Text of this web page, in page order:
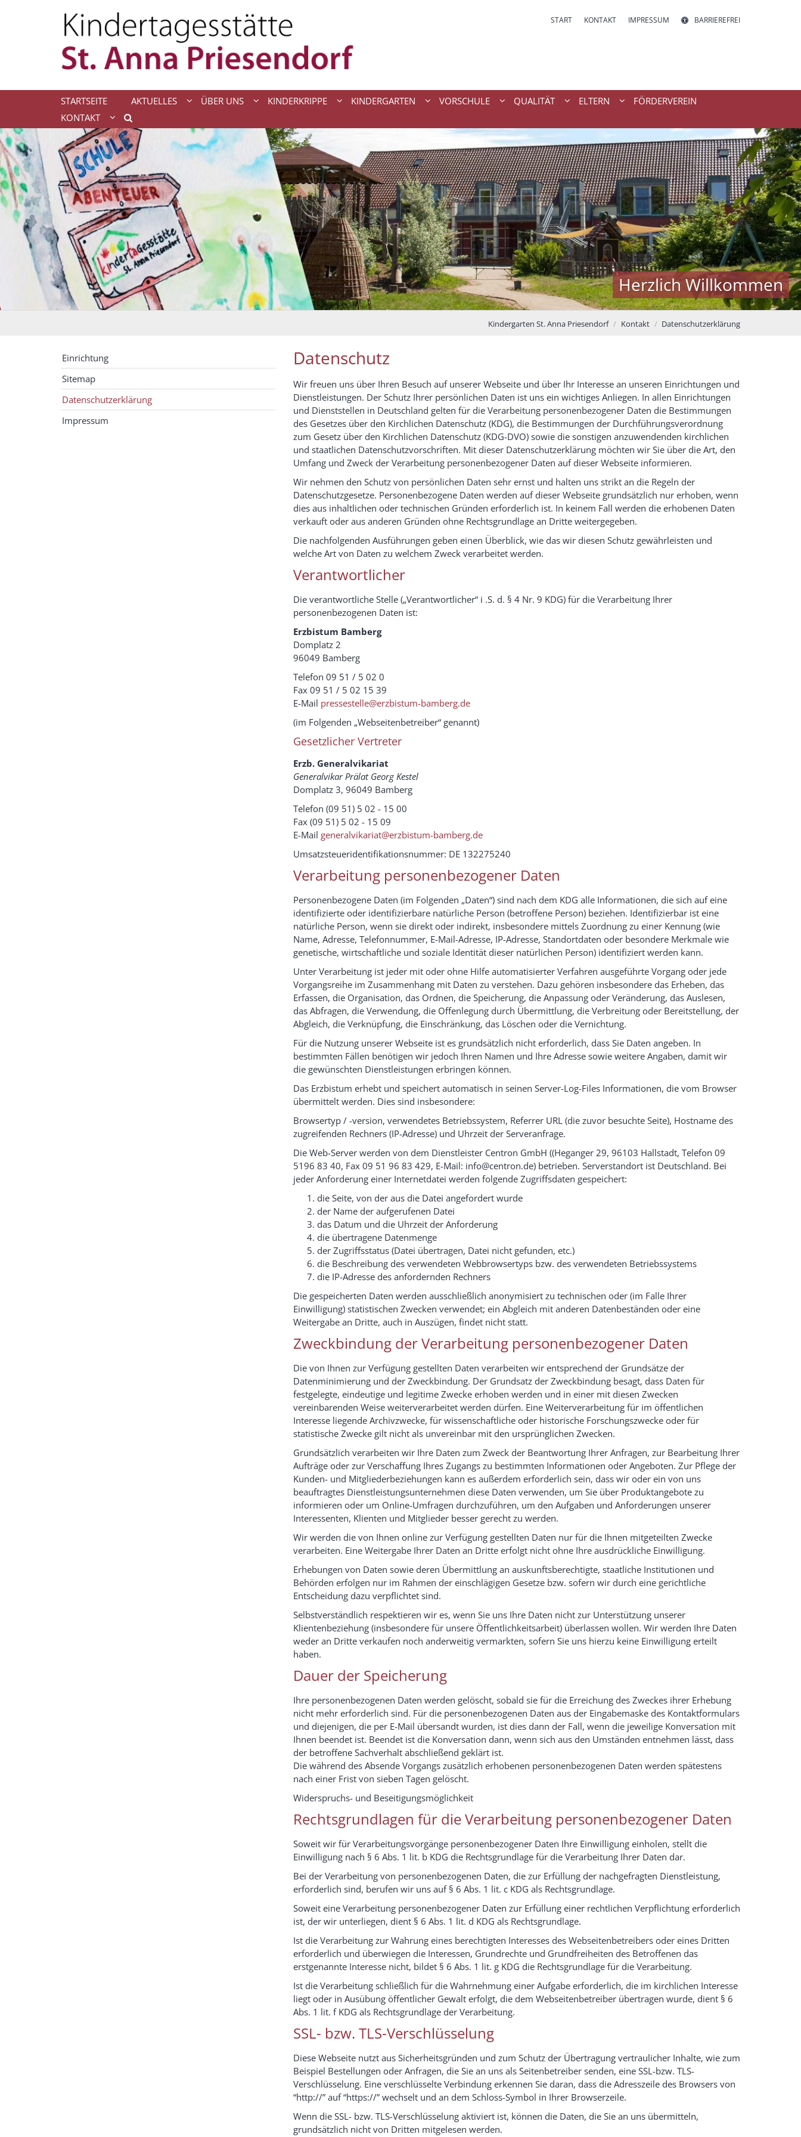
START KONTAKT IMPRESSUM BARRIEREFREI
STARTSEITE AKTUELLES ÜBER UNS KINDERKRIPPE KINDERGARTEN VORSCHULE QUALITÄT ELTERN
FÖRDERVEREIN
KONTAKT
Herzlich Willkommen
Kindergarten St. Anna Priesendorf Kontakt Datenschutzerklärung
Datenschutz
Wir freuen uns über Ihren Besuch auf unserer Webseite und über Ihr Interesse an unseren Einrichtungen und
Dienstleistungen. Der Schutz Ihrer persönlichen Daten ist uns ein wichtiges Anliegen. In allen Einrichtungen
und Dienststellen in Deutschland gelten für die Verarbeitung personenbezogener Daten die Bestimmungen
des Gesetzes über den Kirchlichen Datenschutz (KDG), die Bestimmungen der Durchführungsverordnung
zum Gesetz über den Kirchlichen Datenschutz (KDG-DVO) sowie die sonstigen anzuwendenden kirchlichen
und staatlichen Datenschutzvorschriften. Mit dieser Datenschutzerklärung möchten wir Sie über die Art, den
Umfang und Zweck der Verarbeitung personenbezogener Daten auf dieser Webseite informieren.
Wir nehmen den Schutz von persönlichen Daten sehr ernst und halten uns strikt an die Regeln der
Datenschutzgesetze. Personenbezogene Daten werden auf dieser Webseite grundsätzlich nur erhoben, wenn
dies aus inhaltlichen oder technischen Gründen erforderlich ist. In keinem Fall werden die erhobenen Daten
verkauft oder aus anderen Gründen ohne Rechtsgrundlage an Dritte weitergegeben.
Die nachfolgenden Ausführungen geben einen Überblick, wie das wir diesen Schutz gewährleisten und
welche Art von Daten zu welchem Zweck verarbeitet werden.
Verantwortlicher
Die verantwortliche Stelle („Verantwortlicher“ i .S. d. § 4 Nr. 9 KDG) für die Verarbeitung Ihrer
personenbezogenen Daten ist:
Erzbistum Bamberg
Domplatz 2
96049 Bamberg
Telefon 09 51 / 5 02 0
Fax 09 51 / 5 02 15 39
E-Mail pressestelle@erzbistum-bamberg.de
(im Folgenden „Webseitenbetreiber“ genannt)
Gesetzlicher Vertreter
Erzb. Generalvikariat
Generalvikar Prälat Georg Kestel
Domplatz 3, 96049 Bamberg
Telefon (09 51) 5 02 - 15 00
Fax (09 51) 5 02 - 15 09
E-Mail generalvikariat@erzbistum-bamberg.de
Umsatzsteueridentifikationsnummer: DE 132275240
Verarbeitung personenbezogener Daten
Personenbezogene Daten (im Folgenden „Daten“) sind nach dem KDG alle Informationen, die sich auf eine
identifizierte oder identifizierbare natürliche Person (betroffene Person) beziehen. Identifizierbar ist eine
natürliche Person, wenn sie direkt oder indirekt, insbesondere mittels Zuordnung zu einer Kennung (wie
Name, Adresse, Telefonnummer, E-Mail-Adresse, IP-Adresse, Standortdaten oder besondere Merkmale wie
genetische, wirtschaftliche und soziale Identität dieser natürlichen Person) identifiziert werden kann.
Unter Verarbeitung ist jeder mit oder ohne Hilfe automatisierter Verfahren ausgeführte Vorgang oder jede
Vorgangsreihe im Zusammenhang mit Daten zu verstehen. Dazu gehören insbesondere das Erheben, das
Erfassen, die Organisation, das Ordnen, die Speicherung, die Anpassung oder Veränderung, das Auslesen,
das Abfragen, die Verwendung, die Offenlegung durch Übermittlung, die Verbreitung oder Bereitstellung, der
Abgleich, die Verknüpfung, die Einschränkung, das Löschen oder die Vernichtung.
Für die Nutzung unserer Webseite ist es grundsätzlich nicht erforderlich, dass Sie Daten angeben. In
bestimmten Fällen benötigen wir jedoch Ihren Namen und Ihre Adresse sowie weitere Angaben, damit wir
die gewünschten Dienstleistungen erbringen können.
Das Erzbistum erhebt und speichert automatisch in seinen Server-Log-Files Informationen, die vom Browser
übermittelt werden. Dies sind insbesondere:
Browsertyp / -version, verwendetes Betriebssystem, Referrer URL (die zuvor besuchte Seite), Hostname des
zugreifenden Rechners (IP-Adresse) und Uhrzeit der Serveranfrage.
Die Web-Server werden von dem Dienstleister Centron GmbH ((Heganger 29, 96103 Hallstadt, Telefon 09
5196 83 40, Fax 09 51 96 83 429, E-Mail: info@centron.de) betrieben. Serverstandort ist Deutschland. Bei
jeder Anforderung einer Internetdatei werden folgende Zugriffsdaten gespeichert:
die Seite, von der aus die Datei angefordert wurde
der Name der aufgerufenen Datei
das Datum und die Uhrzeit der Anforderung
die übertragene Datenmenge
der Zugriffsstatus (Datei übertragen, Datei nicht gefunden, etc.)
die Beschreibung des verwendeten Webbrowsertyps bzw. des verwendeten Betriebssystems
die IP-Adresse des anfordernden Rechners
Die gespeicherten Daten werden ausschließlich anonymisiert zu technischen oder (im Falle Ihrer
Einwilligung) statistischen Zwecken verwendet; ein Abgleich mit anderen Datenbeständen oder eine
Weitergabe an Dritte, auch in Auszügen, findet nicht statt.
Zweckbindung der Verarbeitung personenbezogener Daten
Die von Ihnen zur Verfügung gestellten Daten verarbeiten wir entsprechend der Grundsätze der
Datenminimierung und der Zweckbindung. Der Grundsatz der Zweckbindung besagt, dass Daten für
festgelegte, eindeutige und legitime Zwecke erhoben werden und in einer mit diesen Zwecken
vereinbarenden Weise weiterverarbeitet werden dürfen. Eine Weiterverarbeitung für im öffentlichen
Interesse liegende Archivzwecke, für wissenschaftliche oder historische Forschungszwecke oder für
statistische Zwecke gilt nicht als unvereinbar mit den ursprünglichen Zwecken.
Grundsätzlich verarbeiten wir Ihre Daten zum Zweck der Beantwortung Ihrer Anfragen, zur Bearbeitung Ihrer
Aufträge oder zur Verschaffung Ihres Zugangs zu bestimmten Informationen oder Angeboten. Zur Pflege der
Kunden- und Mitgliederbeziehungen kann es außerdem erforderlich sein, dass wir oder ein von uns
beauftragtes Dienstleistungsunternehmen diese Daten verwenden, um Sie über Produktangebote zu
informieren oder um Online-Umfragen durchzuführen, um den Aufgaben und Anforderungen unserer
Interessenten, Klienten und Mitglieder besser gerecht zu werden.
Wir werden die von Ihnen online zur Verfügung gestellten Daten nur für die Ihnen mitgeteilten Zwecke
verarbeiten. Eine Weitergabe Ihrer Daten an Dritte erfolgt nicht ohne Ihre ausdrückliche Einwilligung.
Erhebungen von Daten sowie deren Übermittlung an auskunftsberechtigte, staatliche Institutionen und
Behörden erfolgen nur im Rahmen der einschlägigen Gesetze bzw. sofern wir durch eine gerichtliche
Entscheidung dazu verpflichtet sind.
Selbstverständlich respektieren wir es, wenn Sie uns Ihre Daten nicht zur Unterstützung unserer
Klientenbeziehung (insbesondere für unsere Öffentlichkeitsarbeit) überlassen wollen. Wir werden Ihre Daten
weder an Dritte verkaufen noch anderweitig vermarkten, sofern Sie uns hierzu keine Einwilligung erteilt
haben.
Dauer der Speicherung
Ihre personenbezogenen Daten werden gelöscht, sobald sie für die Erreichung des Zweckes ihrer Erhebung
nicht mehr erforderlich sind. Für die personenbezogenen Daten aus der Eingabemaske des Kontaktformulars
und diejenigen, die per E-Mail übersandt wurden, ist dies dann der Fall, wenn die jeweilige Konversation mit
Ihnen beendet ist. Beendet ist die Konversation dann, wenn sich aus den Umständen entnehmen lässt, dass
der betroffene Sachverhalt abschließend geklärt ist.
Die während des Absende Vorgangs zusätzlich erhobenen personenbezogenen Daten werden spätestens
nach einer Frist von sieben Tagen gelöscht.
Widerspruchs- und Beseitigungsmöglichkeit
Rechtsgrundlagen für die Verarbeitung personenbezogener Daten
Soweit wir für Verarbeitungsvorgänge personenbezogener Daten Ihre Einwilligung einholen, stellt die
Einwilligung nach § 6 Abs. 1 lit. b KDG die Rechtsgrundlage für die Verarbeitung Ihrer Daten dar.
Bei der Verarbeitung von personenbezogenen Daten, die zur Erfüllung der nachgefragten Dienstleistung,
erforderlich sind, berufen wir uns auf § 6 Abs. 1 lit. c KDG als Rechtsgrundlage.
Soweit eine Verarbeitung personenbezogener Daten zur Erfüllung einer rechtlichen Verpflichtung erforderlich
ist, der wir unterliegen, dient § 6 Abs. 1 lit. d KDG als Rechtsgrundlage.
Ist die Verarbeitung zur Wahrung eines berechtigten Interesses des Webseitenbetreibers oder eines Dritten
erforderlich und überwiegen die Interessen, Grundrechte und Grundfreiheiten des Betroffenen das
erstgenannte Interesse nicht, bildet § 6 Abs. 1 lit. g KDG die Rechtsgrundlage für die Verarbeitung.
Ist die Verarbeitung schließlich für die Wahrnehmung einer Aufgabe erforderlich, die im kirchlichen Interesse
liegt oder in Ausübung öffentlicher Gewalt erfolgt, die dem Webseitenbetreiber übertragen wurde, dient § 6
Abs. 1 lit. f KDG als Rechtsgrundlage der Verarbeitung.
SSL- bzw. TLS-Verschlüsselung
Diese Webseite nutzt aus Sicherheitsgründen und zum Schutz der Übertragung vertraulicher Inhalte, wie zum
Beispiel Bestellungen oder Anfragen, die Sie an uns als Seitenbetreiber senden, eine SSL-bzw. TLS-
Verschlüsselung. Eine verschlüsselte Verbindung erkennen Sie daran, dass die Adresszeile des Browsers von
“http://” auf “https://” wechselt und an dem Schloss-Symbol in Ihrer Browserzeile.
Wenn die SSL- bzw. TLS-Verschlüsselung aktiviert ist, können die Daten, die Sie an uns übermitteln,
grundsätzlich nicht von Dritten mitgelesen werden.
Einrichtung
Sitemap
Datenschutzerklärung
Impressum